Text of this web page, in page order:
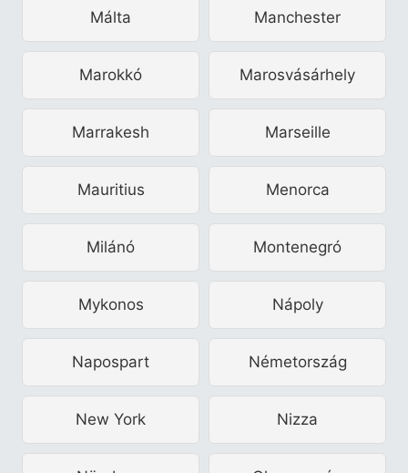
Málta Manchester
Marokkó Marosvásárhely
Marrakesh Marseille
Mauritius Menorca
Milánó Montenegró
Mykonos Nápoly
Napospart Németország
New York Nizza